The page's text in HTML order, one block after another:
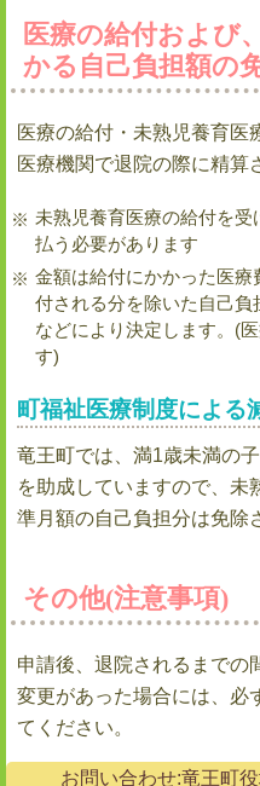
医療の給付および
かる自己負担額の
医療の給付・未熟児養育医
医療機関で退院の際に精算
未熟児養育医療の給付を
払う必要があります
金額は給付にかかった医
付される分を除いた自己
などにより決定します。(
す)
町福祉医療制度による
竜王町では、満1歳未満の
を助成していますので、未
準月額の自己負担分は免除
その他(注意事項)
申請後、退院されるまでの
変更があった場合には、必
てください。
お問い合わせ:竜王町